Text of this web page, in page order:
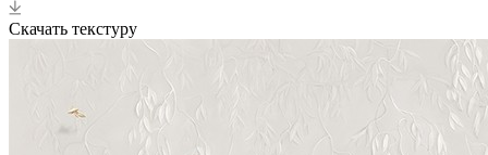
Скачать текстуру